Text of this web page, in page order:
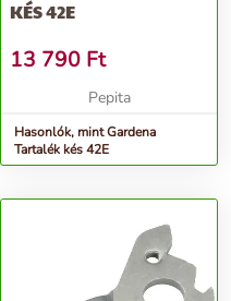
KÉS 42E
13 790 Ft
Pepita
Hasonlók, mint Gardena
Tartalék kés 42E